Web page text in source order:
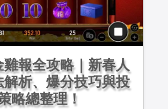
雞報全攻略｜新春人
析、爆分技巧與投
略總整理！